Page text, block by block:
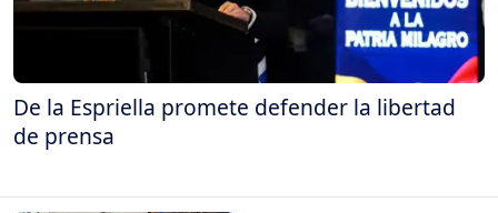
De la Espriella promete defender la libertad
de prensa